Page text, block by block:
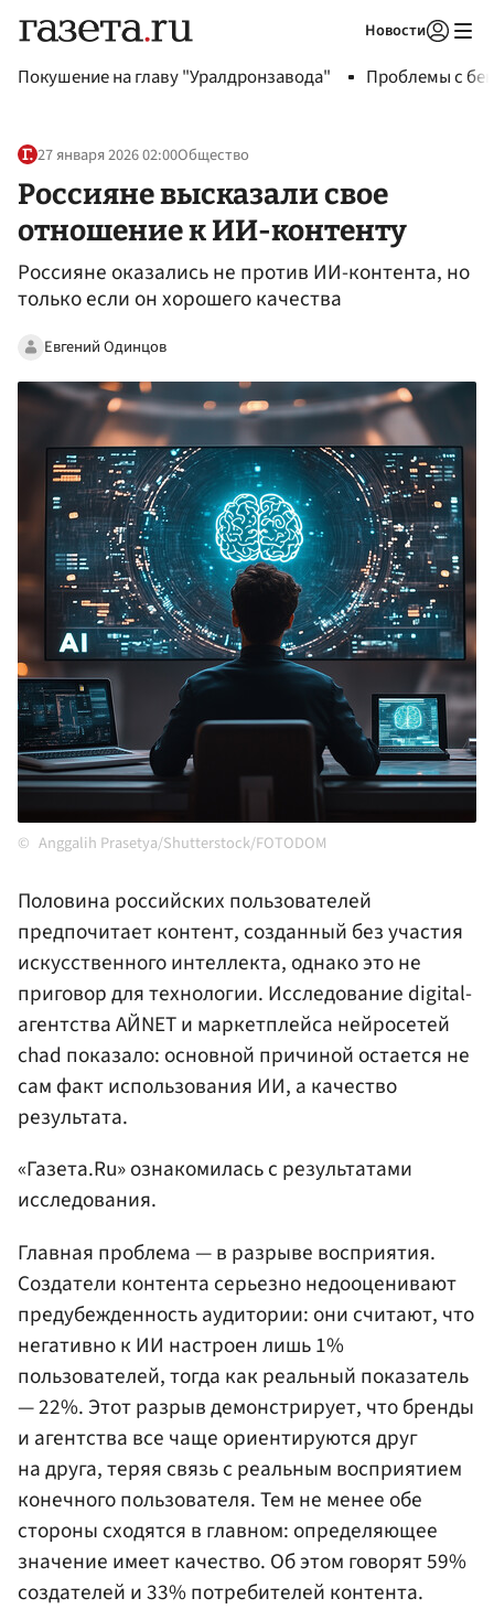
Новости
Покушение на главу "Уралдронзавода" Проблемы с
27 января 2026 02:00Общество
Россияне высказали свое
отношение к ИИ-контенту
Россияне оказались не против ИИ-контента, но
только если он хорошего качества
Евгений Одинцов
Anggalih Prasetya/Shutterstock/FOTODOM
Половина российских пользователей
предпочитает контент, созданный без участия
искусственного интеллекта, однако это не
приговор для технологии. Исследование digital-
агентства АЙNET и маркетплейса нейросетей
chad показало: основной причиной остается не
сам факт использования ИИ, а качество
результата.
«Газета.Ru» ознакомилась с результатами
исследования.
Главная проблема — в разрыве восприятия.
Создатели контента серьезно недооценивают
предубежденность аудитории: они считают, что
негативно к ИИ настроен лишь 1%
пользователей, тогда как реальный показатель
— 22%. Этот разрыв демонстрирует, что бренды
и агентства все чаще ориентируются друг
на друга, теряя связь с реальным восприятием
конечного пользователя. Тем не менее обе
стороны сходятся в главном: определяющее
значение имеет качество. Об этом говорят 59%
создателей и 33% потребителей контента.